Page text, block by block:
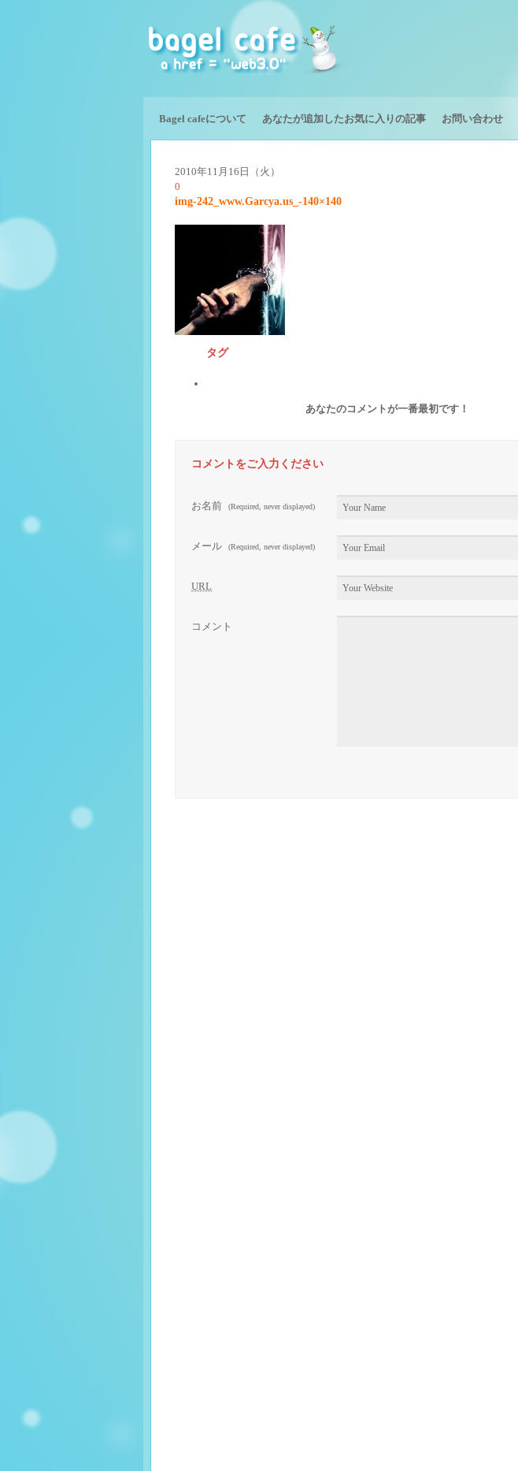
Bagel cafeについて あなたが追加したお気に入りの記事 お問い合わせ
2010年11月16日（火）
0
img-242_www.Garcya.us_-140×140
タグ
あなたのコメントが一番最初です！
コメントをご入力ください
お名前 (Required, never displayed)
メール (Required, never displayed)
URL
コメント